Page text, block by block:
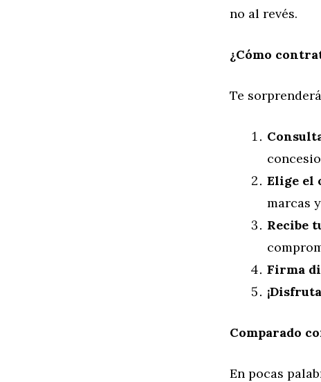
no al revés.
¿Cómo
Te
Elige el
marcas
Recibe
Firma
Comparado
En pocas